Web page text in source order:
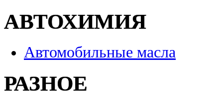
АВТОХИМИЯ
Автомобильные масла
РАЗНОЕ